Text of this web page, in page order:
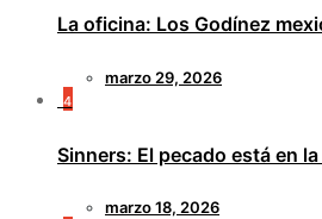
La oficina: Los Godínez
marzo 29, 2026
4
Sinners: El pecado está en
marzo 18, 2026